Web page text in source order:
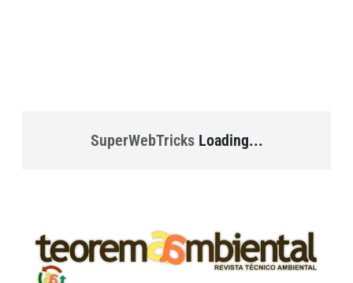
SuperWebTricksLoading...